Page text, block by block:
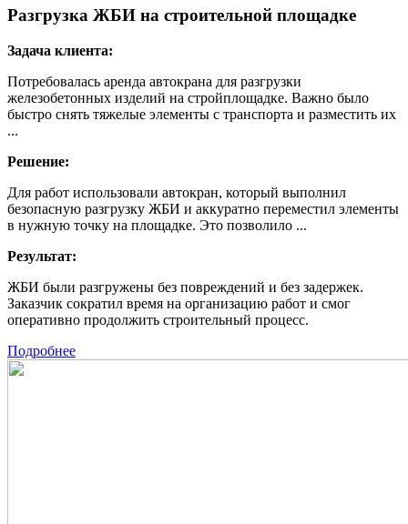
Разгрузка ЖБИ на строительной площадке
Задача клиента:
Потребовалась аренда автокрана для разгрузки
железобетонных изделий на стройплощадке. Важно было
быстро снять тяжелые элементы с транспорта и разместить их
...
Решение:
Для работ использовали автокран, который выполнил
безопасную разгрузку ЖБИ и аккуратно переместил элементы
в нужную точку на площадке. Это позволило ...
Результат:
ЖБИ были разгружены без повреждений и без задержек.
Заказчик сократил время на организацию работ и смог
оперативно продолжить строительный процесс.
Подробнее